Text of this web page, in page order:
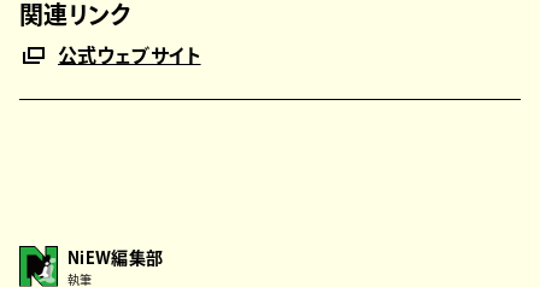
関連リンク
公式ウェブサイト
NiEW編集部
執筆